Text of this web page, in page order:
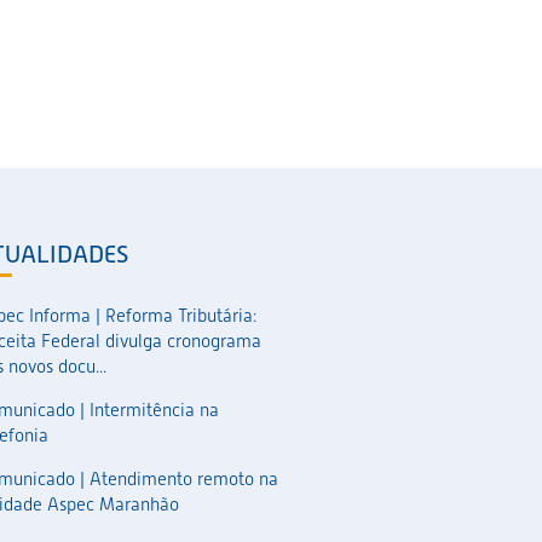
Informa | Reforma Tributária:
Federal divulga cronograma
novos docu...
| Intermitência na
| Atendimento remoto na
Aspec Maranhão